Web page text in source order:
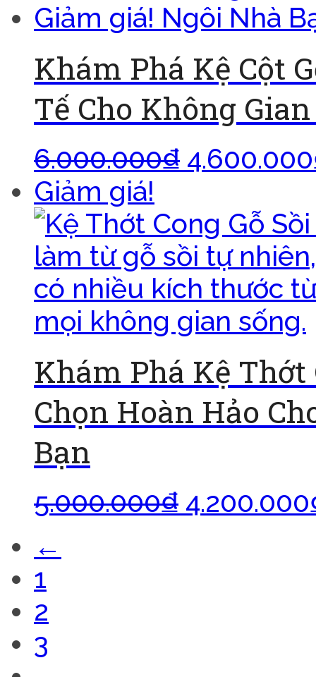
Giảm giá!
Khám Phá Kệ Cột
Tế Cho Không
6.000.000₫ 4.600.000
Giảm giá!
Khám Phá Kệ Thớt
Chọn Hoàn Hảo
Bạn
5.000.000₫ 4.200.000
←
1
2
3